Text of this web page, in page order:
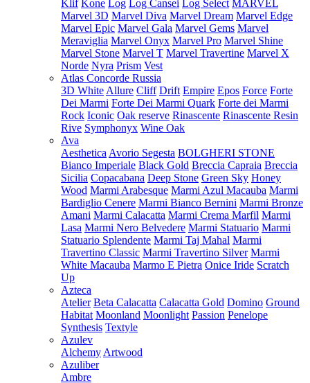
Klif Kone Log Log Cansei Log Select MARVEL
Marvel 3D Marvel Diva Marvel Dream Marvel Edge
Marvel Epic Marvel Gala Marvel Gems Marvel
Meraviglia Marvel Onyx Marvel Pro Marvel Shine
Marvel Stone Marvel T Marvel Travertine Marvel X
Norde Nyra Prism Vest
Atlas Concorde Russia
3D White Allure Cliff Drift Empire Epos Force Forte
Dei Marmi Forte Dei Marmi Quark Forte dei Marmi
Rock Iconic Oak reserve Rinascente Rinascente Resin
Rive Symphonyx Wine Oak
Ava
Aesthetica Avorio Segesta BOLGHERI STONE
Bianco Imperiale Black Gold Breccia Capraia Breccia
Sicilia Copacabana Deep Stone Green Sky Honey
Wood Marmi Arabesque Marmi Azul Macauba Marmi
Bardiglio Cenere Marmi Bianco Bernini Marmi Bronze
Amani Marmi Calacatta Marmi Crema Marfil Marmi
Lasa Marmi Nero Belvedere Marmi Statuario Marmi
Statuario Splendente Marmi Taj Mahal Marmi
Travertino Classic Marmi Travertino Silver Marmi
White Macauba Marmo E Pietra Onice Iride Scratch
Up
Azteca
Atelier Beta Calacatta Calacatta Gold Domino Ground
Habitat Moonland Moonlight Passion Penelope
Synthesis Textyle
Azulev
Alchemy Artwood
Azuliber
Ambre